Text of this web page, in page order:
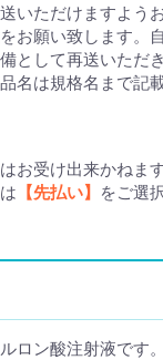
いただけますよう
お願い致します。
として再送いただき
名は規格名まで記
お受け出来かねます
【先払い】 をご選
ロン酸注射液です。